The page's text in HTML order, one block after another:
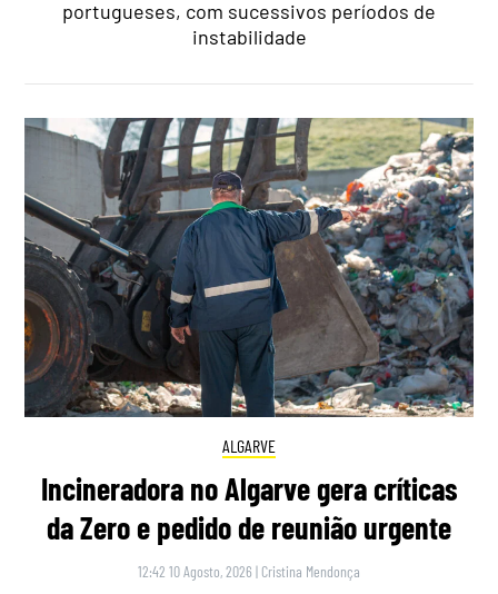
portugueses, com sucessivos períodos de
instabilidade
ALGARVE
Incineradora no Algarve gera críticas
da Zero e pedido de reunião urgente
12:42 10 Agosto, 2026 | Cristina Mendonça